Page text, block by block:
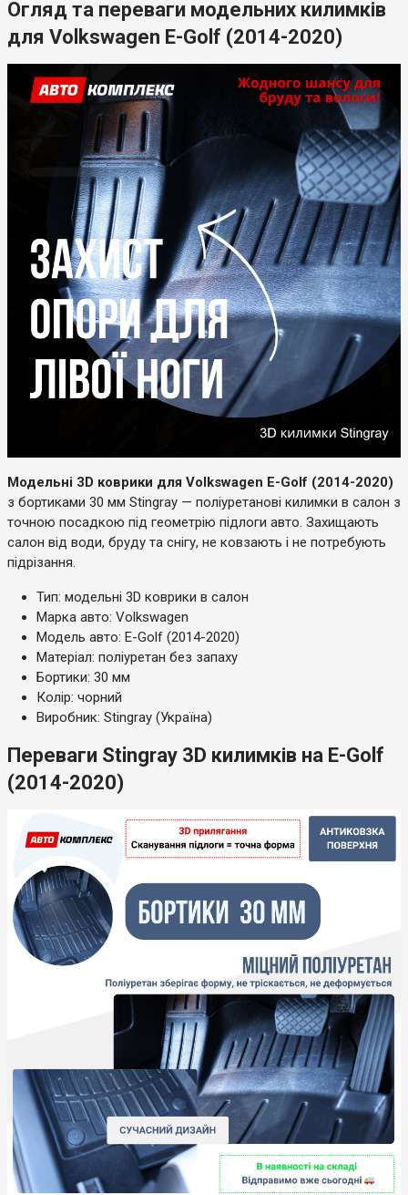
Огляд та переваги модельних килимків
для Volkswagen E-Golf (2014-2020)
Модельні 3D коврики для Volkswagen E-Golf (2014-2020)
з бортиками 30 мм Stingray — поліуретанові килимки в салон з
точною посадкою під геометрію підлоги авто. Захищають
салон від води, бруду та снігу, не ковзають і не потребують
підрізання.
Тип: модельні 3D коврики в салон
Марка авто: Volkswagen
Модель авто: E-Golf (2014-2020)
Матеріал: поліуретан без запаху
Бортики: 30 мм
Колір: чорний
Виробник: Stingray (Україна)
Переваги Stingray 3D килимків на E-Golf
(2014-2020)